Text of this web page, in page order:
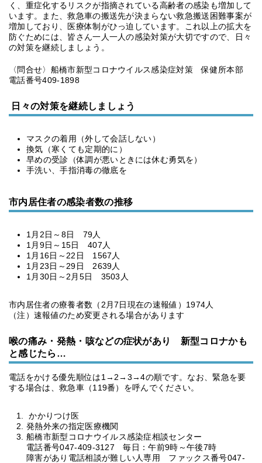
く、重症化するリスクが指摘されている高齢者の感染も増加して
います。また、救急車の搬送先が決まらない救急搬送困難事案が
増加しており、医療体制がひっ迫しています。これ以上の拡大を
防ぐためには、皆さん一人一人の感染対策が大切ですので、日々
の対策を継続しましょう。
〈問合せ〉船橋市新型コロナウイルス感染症対策 保健所本部
電話番号409-1898
日々の対策を継続しましょう
マスクの着用（外して会話しない）
換気（寒くても定期的に）
早めの受診（体調が悪いときには休む勇気を）
手洗い、手指消毒の徹底を
市内居住者の感染者数の推移
1月2日～8日 79人
1月9日～15日 407人
1月16日～22日 1567人
1月23日～29日 2639人
1月30日～2月5日 3503人
市内居住者の療養者数（2月7日現在の速報値）1974人
（注）速報値のため変更される場合があります
喉の痛み・発熱・咳などの症状があり 新型コロナかも
と感じたら…
電話をかける優先順位は1→2→3→4の順です。なお、緊急を要
する場合は、救急車（119番）を呼んでください。
かかりつけ医
発熱外来の指定医療機関
船橋市新型コロナウイルス感染症相談センター
電話番号047-409-3127 毎日：午前9時～午後7時
障害があり電話相談が難しい人専用 ファックス番号047-